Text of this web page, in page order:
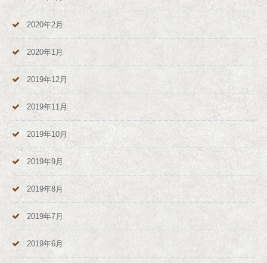
2020年2月
2020年1月
2019年12月
2019年11月
2019年10月
2019年9月
2019年8月
2019年7月
2019年6月